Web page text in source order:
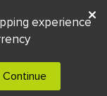
experience
Continue